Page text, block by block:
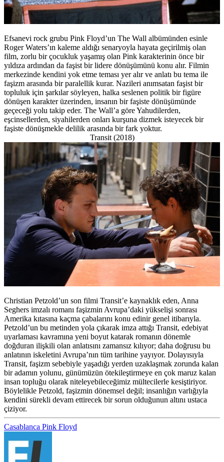
Efsanevi rock grubu Pink Floyd’un The Wall albümünden esinle
Roger Waters’ın kaleme aldığı senaryoyla hayata geçirilmiş olan
film, zorlu bir çocukluk yaşamış olan Pink karakterinin önce bir
yıldıza ardından da faşist bir lidere dönüşümünü konu alır. Filmin
merkezinde kendini yok etme teması yer alır ve anlatı bu tema ile
faşizm arasında bir paralellik kurar. Nazileri anımsatan faşist bir
topluluk için şarkılar söyleyen, halka seslenen politik bir figüre
dönüşen karakter üzerinden, insanın bir faşiste dönüşümünde
geçeceği yolu takip eder. The Wall’a göre Yahudilerden,
eşcinsellerden, siyahilerden onları kurşuna dizmek isteyecek bir
faşiste dönüşmekle delilik arasında bir fark yoktur.
Transit (2018)
Christian Petzold’un son filmi Transit’e kaynaklık eden, Anna
Seghers imzalı romanı faşizmin Avrupa’daki yükselişi sonrası
Amerika kıtasına kaçma çabalarını konu edinir genel itibarıyla.
Petzold’un bu metinden yola çıkarak imza attığı Transit, edebiyat
uyarlaması kavramına yeni boyut katarak romanın dönemle
doğduran ilişkili olan anlatısını zamansız kılıyor; daha doğrusu bu
anlatının iskeletini Avrupa’nın tüm tarihine yayıyor. Dolayısıyla
Transit, faşizm sebebiyle yaşadığı yerden uzaklaşmak zorunda kalan
bir adamın yolunu, günümüzün ötekileştirmeye en çok maruz kalan
insan topluğu olarak niteleyebileceğimiz mültecilerle kesiştiriyor.
Böylelikle Petzold, faşizmin dönemsel değil; insanlığın varlığıyla
kendini sürekli devam ettirecek bir sorun olduğunun altını ustaca
çiziyor.
Casablanca Pink Floyd